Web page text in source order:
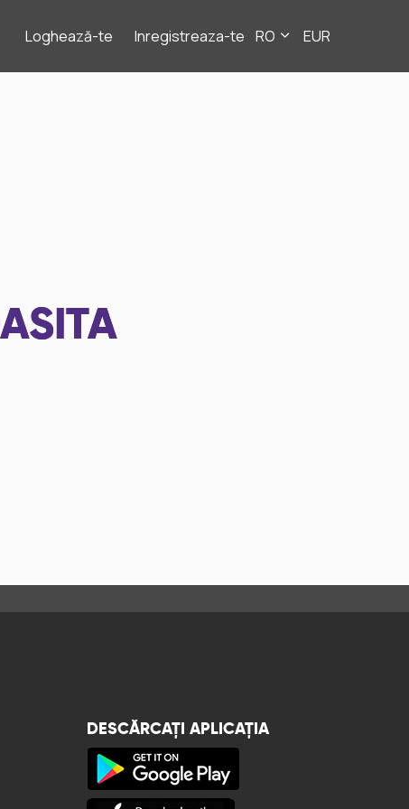
Loghează-te Inregistreaza-te RO EUR
DESCĂRCAȚI APLICAȚIA